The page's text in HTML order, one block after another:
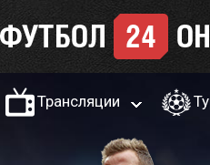
Трансляции